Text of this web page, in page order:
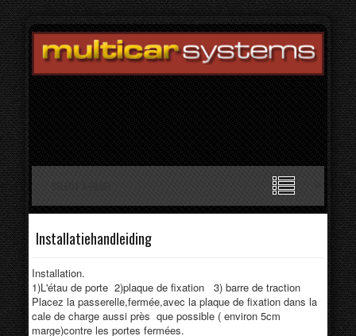
Installatiehandleiding
Installation.
1)L'étau de porte 2)plaque de fixation 3) barre de traction
Placez la passerelle,fermée,avec la plaque de fixation dans la
cale de charge aussi près que possible ( environ 5cm
marge)contre les portes fermées.